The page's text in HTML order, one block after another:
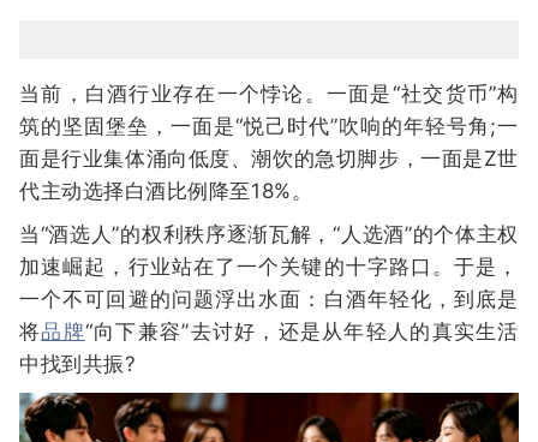
当前，白酒行业存在一个悖论。一面是“社交货币”构
筑的坚固堡垒，一面是“悦己时代”吹响的年轻号角;一
面是行业集体涌向低度、潮饮的急切脚步，一面是Z世
代主动选择白酒比例降至18%。
当“酒选人”的权利秩序逐渐瓦解，“人选酒”的个体主权
加速崛起，行业站在了一个关键的十字路口。于是，
一个不可回避的问题浮出水面：白酒年轻化，到底是
将品牌“向下兼容”去讨好，还是从年轻人的真实生活
中找到共振?